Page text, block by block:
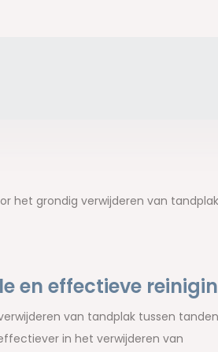
het grondig verwijderen van tandplak
en effectieve
van tandplak tussen tanden
in het verwijderen van